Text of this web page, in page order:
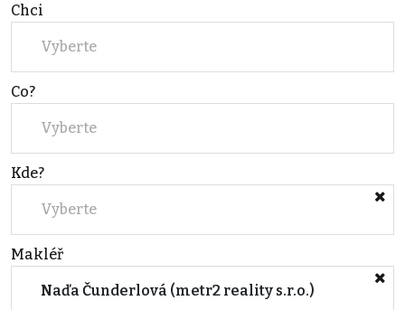
Chci
Vyberte
Co?
Vyberte
Kde?
Vyberte
Makléř
Naďa Čunderlová (metr2 reality s.r.o.)